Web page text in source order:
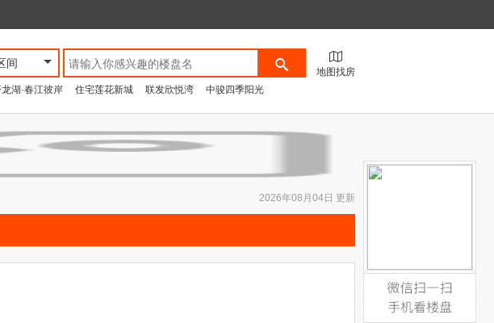
间
地图找房
湖·春江彼岸 住宅莲花新城 联发欣悦湾 中骏四季阳光
2026年08月04日 更新
微信扫一扫，手机看楼盘